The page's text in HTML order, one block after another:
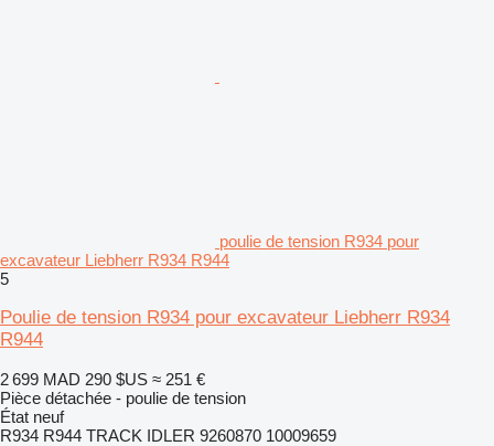
poulie de tension R934 pour
excavateur Liebherr R934 R944
5
Poulie de tension R934 pour excavateur Liebherr R934
R944
2 699 MAD 290 $US ≈ 251 €
Pièce détachée - poulie de tension
État neuf
R934 R944 TRACK IDLER 9260870 10009659